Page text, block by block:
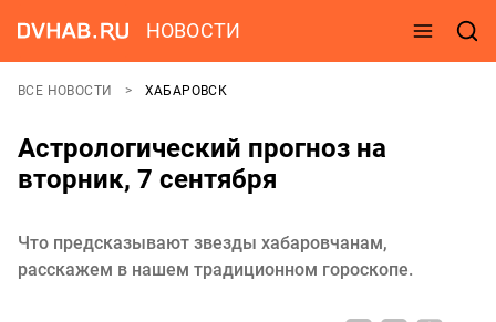
НОВОСТИ
ВСЕ НОВОСТИ ХАБАРОВСК
Астрологический прогноз на
вторник, 7 сентября
Что предсказывают звезды хабаровчанам,
расскажем в нашем традиционном гороскопе.